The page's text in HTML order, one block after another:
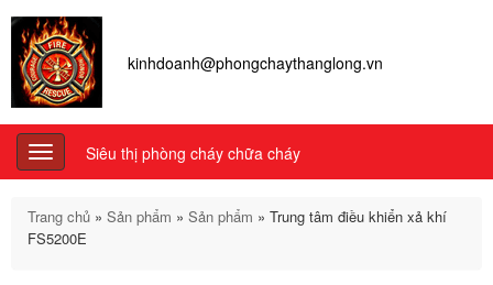
kinhdoanh@phongchaythanglong.vn
Toggle
navigation
Siêu thị phòng cháy chữa cháy
Trang chủ » Sản phẩm » Sản phẩm » Trung tâm điều khiển xả khí
FS5200E